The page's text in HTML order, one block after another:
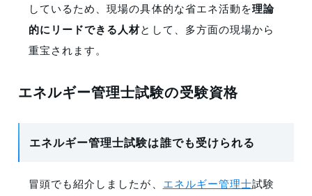
しているため、現場の具体的な省エネ活動を理論
的にリードできる人材として、多方面の現場から
重宝されます。
エネルギー管理士試験の受験資格
エネルギー管理士試験は誰でも受けられる
冒頭でも紹介しましたが、 エネルギー管理士試験